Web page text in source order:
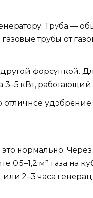
Труба —
трубы от
другой форсункой.
кВт, работающий
отличное
нормально.
0,5–1,2 м³ газа на
или 2–3 часа